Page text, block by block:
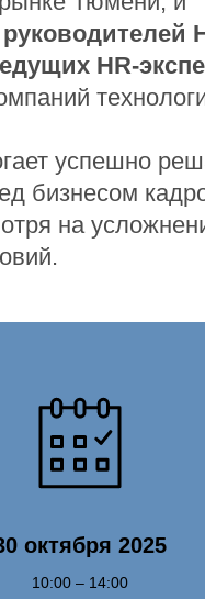
руководителей
HR-
успешно
бизнесом
на
октября 2025
10:00 – 14:00